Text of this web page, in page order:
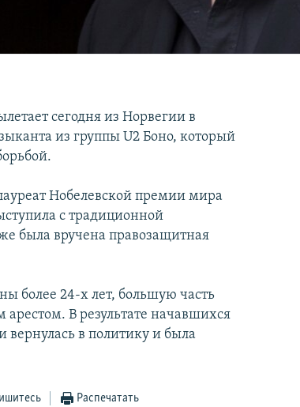
сегодня из Норвегии в
из группы U2 Боно, который
Нобелевской премии мира
с традиционной
была вручена правозащитная
более 24-х лет, большую часть
В результате начавшихся
в политику и была
Распечатать